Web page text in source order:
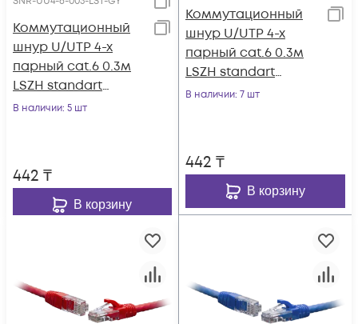
Коммутационный
шнур U/UTP 4-х
парный cat.6 0.3м
LSZH standart
серый
В наличии: 5 шт
442 ₸
В корзину
Коммутационный
шнур U/UTP 4-х
парный cat.6 0.3м
LSZH standart
чёрный
В наличии: 7 шт
442 ₸
В корзину